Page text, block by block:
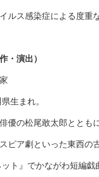
ルス感染症による度重
・演出）
生まれ。
優の松尾敢太郎ととも
ピア劇といった東西の
ト』でかながわ短編戯